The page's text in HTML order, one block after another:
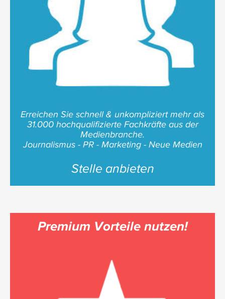
Erreichen Sie schnell & unkompliziert mehr als
31.000 hochqualifizierte Fachkräfte aus der
Medienbranche.
Journalismus - PR - Marketing - Neue Medien
Stelle anbieten
Premium Vorteile nutzen!